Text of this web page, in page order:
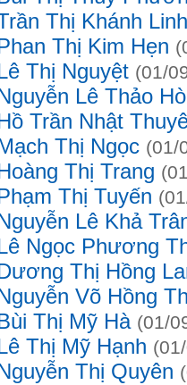
Trần Thị Khánh
Phan Thị Kim Hẹn
Lê Thị Nguyệt (01/
Nguyễn Lê Thảo
Hồ Trần Nhật
Mạch Thị Ngọc
Hoàng Thị Trang
Phạm Thị Tuyến
Nguyễn Lê Khả
Lê Ngọc Phương
Dương Thị Hồng
Nguyễn Võ Hồng
Bùi Thị Mỹ Hà (01/
Lê Thị Mỹ Hạnh
Nguyễn Thị Quyên